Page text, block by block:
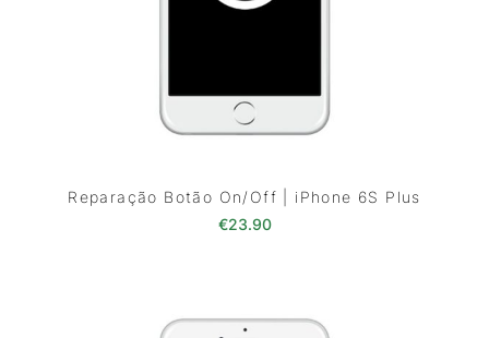
Reparação Botão On/Off | iPhone 6S Plus
€23.90